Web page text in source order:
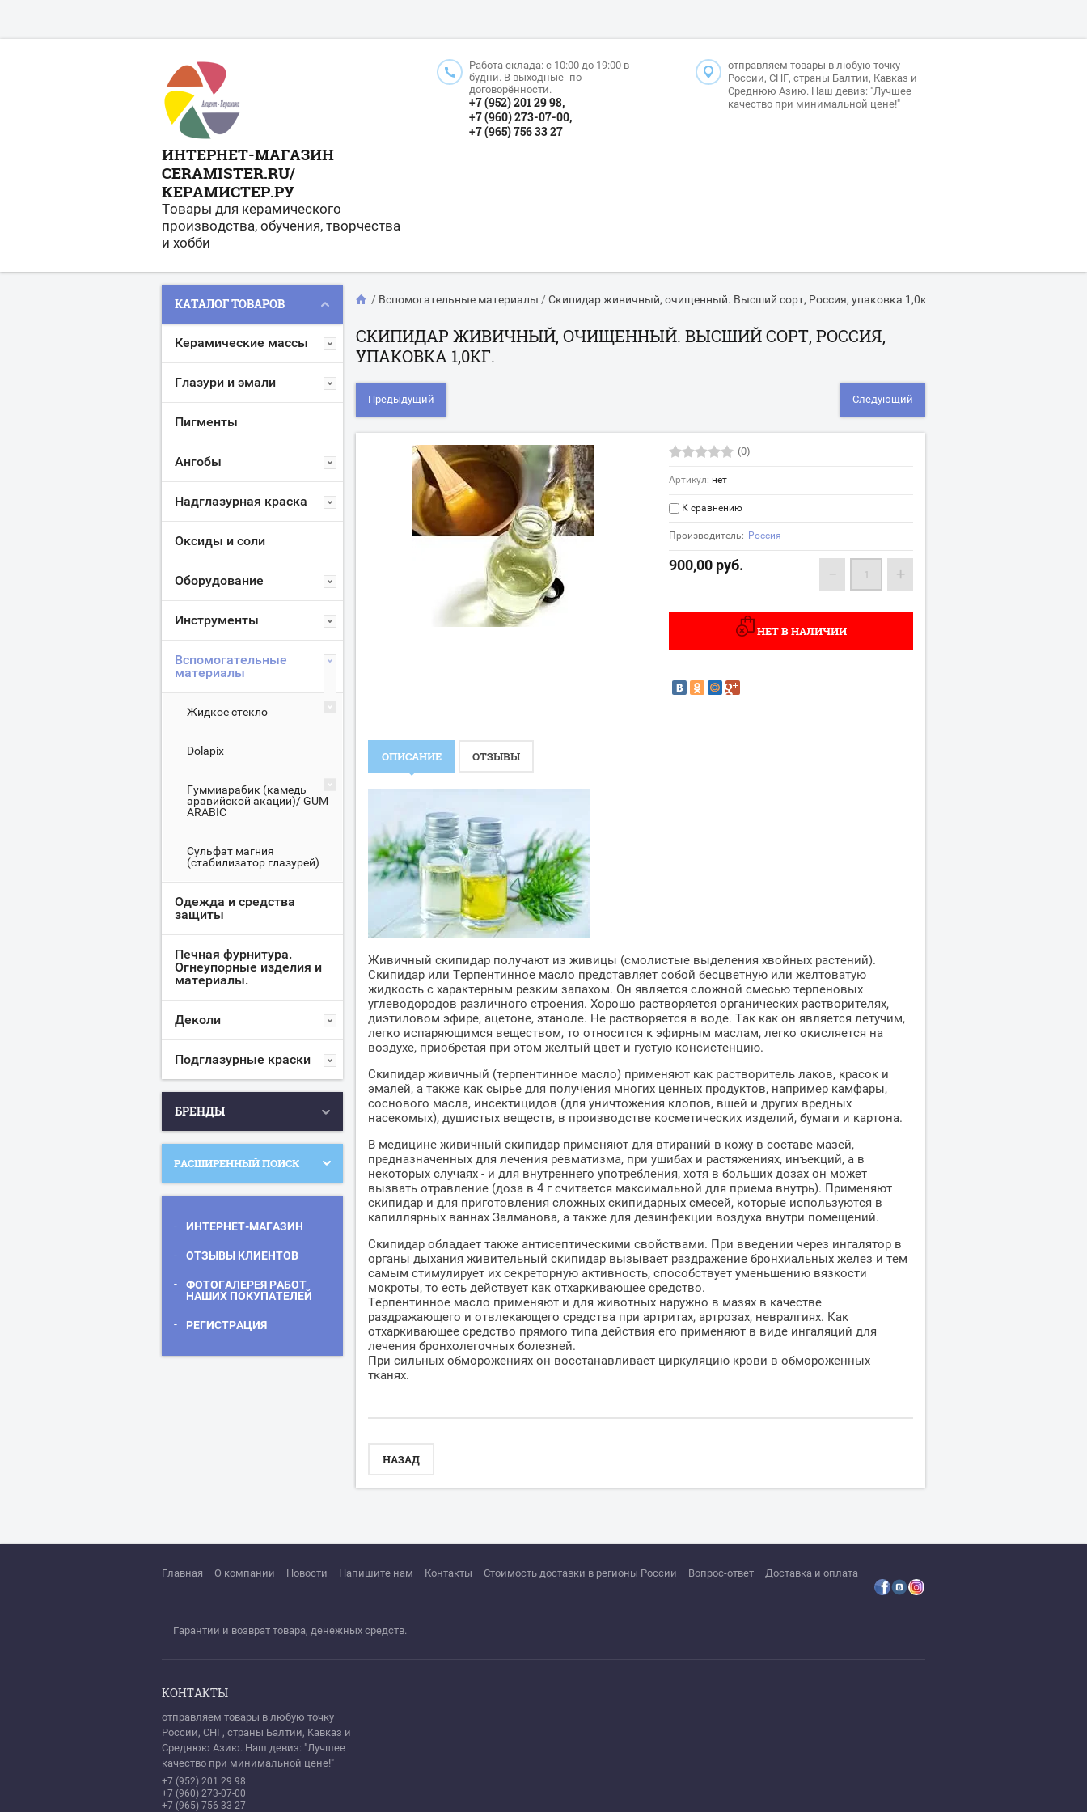
ИНТЕРНЕТ-МАГАЗИН
CERAMISTER.RU/
КЕРАМИСТЕР.РУ
Товары для керамического
производства, обучения, творчества
и хобби
Работа склада: с 10:00 до 19:00 в
будни. В выходные- по
договорённости.
+7 (952) 201 29 98,
+7 (960) 273-07-00,
+7 (965) 756 33 27
отправляем товары в любую точку
России, СНГ, страны Балтии, Кавказ и
Среднюю Азию. Наш девиз: "Лучшее
качество при минимальной цене!"
КАТАЛОГ ТОВАРОВ
Керамические массы
Глазури и эмали
Пигменты
Ангобы
Надглазурная краска
Оксиды и соли
Оборудование
Инструменты
Вспомогательные
материалы
Жидкое стекло
Dolapix
Гуммиарабик (камедь
аравийской акации)/ GUM
ARABIC
Сульфат магния
(стабилизатор глазурей)
Одежда и средства
защиты
Печная фурнитура.
Огнеупорные изделия и
материалы.
Деколи
Подглазурные краски
БРЕНДЫ
РАСШИРЕННЫЙ ПОИСК
ИНТЕРНЕТ-МАГАЗИН
ОТЗЫВЫ КЛИЕНТОВ
ФОТОГАЛЕРЕЯ РАБОТ
НАШИХ ПОКУПАТЕЛЕЙ
РЕГИСТРАЦИЯ
/ Вспомогательные материалы /Скипидар живичный, очищенный. Высший сорт, Россия, упаковка 1,0кг.
СКИПИДАР ЖИВИЧНЫЙ, ОЧИЩЕННЫЙ. ВЫСШИЙ СОРТ, РОССИЯ,
УПАКОВКА 1,0КГ.
Предыдущий Следующий
(0)
Артикул: нет
К сравнению
Производитель: Россия
900,00 руб. − +
НЕТ В НАЛИЧИИ
ОПИСАНИЕ ОТЗЫВЫ
Живичный скипидар получают из живицы (смолистые выделения хвойных растений).
Скипидар или Терпентинное масло представляет собой бесцветную или желтоватую
жидкость с характерным резким запахом. Он является сложной смесью терпеновых
углеводородов различного строения. Хорошо растворяется органических растворителях,
диэтиловом эфире, ацетоне, этаноле. Не растворяется в воде. Так как он является летучим,
легко испаряющимся веществом, то относится к эфирным маслам, легко окисляется на
воздухе, приобретая при этом желтый цвет и густую консистенцию.
Скипидар живичный (терпентинное масло) применяют как растворитель лаков, красок и
эмалей, а также как сырье для получения многих ценных продуктов, например камфары,
соснового масла, инсектицидов (для уничтожения клопов, вшей и других вредных
насекомых), душистых веществ, в производстве косметических изделий, бумаги и картона.
В медицине живичный скипидар применяют для втираний в кожу в составе мазей,
предназначенных для лечения ревматизма, при ушибах и растяжениях, инъекций, а в
некоторых случаях - и для внутреннего употребления, хотя в больших дозах он может
вызвать отравление (доза в 4 г считается максимальной для приема внутрь). Применяют
скипидар и для приготовления сложных скипидарных смесей, которые используются в
капиллярных ваннах Залманова, а также для дезинфекции воздуха внутри помещений.
Скипидар обладает также антисептическими свойствами. При введении через ингалятор в
органы дыхания живительный скипидар вызывает раздражение бронхиальных желез и тем
самым стимулирует их секреторную активность, способствует уменьшению вязкости
мокроты, то есть действует как отхаркивающее средство.
Терпентинное масло применяют и для животных наружно в мазях в качестве
раздражающего и отвлекающего средства при артритах, артрозах, невралгиях. Как
отхаркивающее средство прямого типа действия его применяют в виде ингаляций для
лечения бронхолегочных болезней.
При сильных обморожениях он восстанавливает циркуляцию крови в обмороженных
тканях.
НАЗАД
Главная О компании Новости Напишите нам Контакты Стоимость доставки в регионы России Вопрос-ответ Доставка и оплата
Гарантии и возврат товара, денежных средств.
КОНТАКТЫ
отправляем товары в любую точку
России, СНГ, страны Балтии, Кавказ и
Среднюю Азию. Наш девиз: "Лучшее
качество при минимальной цене!"
+7 (952) 201 29 98
+7 (960) 273-07-00
+7 (965) 756 33 27